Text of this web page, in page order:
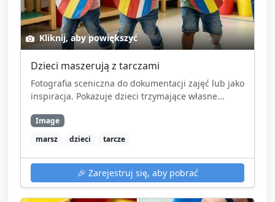
Kliknij, aby powiększyć
Dzieci maszerują z tarczami
Fotografia sceniczna do dokumentacji zajęć lub jako
inspiracja. Pokazuje dzieci trzymające własne...
Image
marsz
dzieci tarcze
🎉 Zarejestruj się, aby pobrać